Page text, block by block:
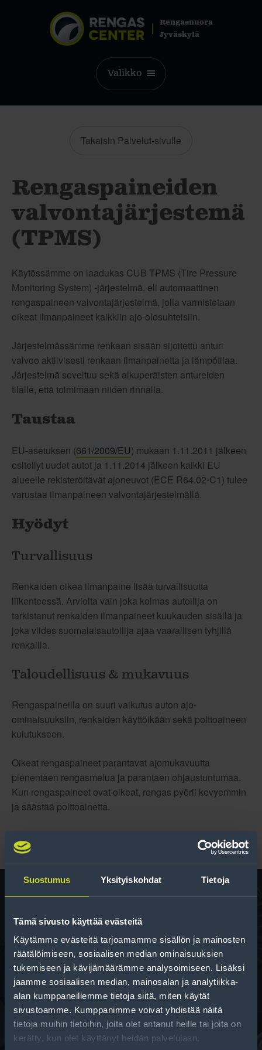
Suostumus Yksityiskohdat Tietoja
Tämä sivusto käyttää evästeitä
Käytämme evästeitä tarjoamamme sisällön ja mainosten
räätälöimiseen, sosiaalisen median ominaisuuksien
tukemiseen ja kävijämäärämme analysoimiseen. Lisäksi
jaamme sosiaalisen median, mainosalan ja analytiikka-
alan kumppaneillemme tietoja siitä, miten käytät
sivustoamme. Kumppanimme voivat yhdistää näitä
tietoja muihin tietoihin, joita olet antanut heille tai joita on
kerätty, kun olet käyttänyt heidän palvelujaan.
Rengasnuora
Jyväskylä
Valikko
Takaisin Palvelut-sivulle
Rengaspaineiden
valvontajärjestemä
(TPMS)
Käytössämme on laadukas CUB TPMS (Tire Pressure
Monitoring System) -järjestelmä, eli automaattinen
rengaspaineen valvontajärjestelmä, jolla varmistetaan
oikeat ilmanpaineet kaikkiin ajo-olosuhteisiin.
Järjestelmässämme renkaan sisään sijoitettu anturi
valvoo aktiivisesti renkaan ilmanpainetta ja lämpötilaa.
Järjestelmä soveltuu sekä alkuperäisten antureiden
tilalle, että toimimaan niiden rinnalla.
Taustaa
EU-asetuksen (661/2009/EU) mukaan 1.11.2011 jälkeen
esitellyt uudet autot ja 1.11.2014 jälkeen kaikki EU
alueelle rekisteröitävät ajoneuvot (ECE R64.02-C1) tulee
varustaa ilmanpaineen valvontajärjestelmällä.
Hyödyt
Turvallisuus
Renkaiden oikea ilmanpaine lisää turvallisuutta
liikenteessä. Arviolta vain joka kolmas autoilija on
tarkistanut renkaiden ilmanpaineet kuukauden sisällä ja
joka viides suomalaisautoilija ajaa vaarallisen tyhjillä
renkailla.
Taloudellisuus & mukavuus
Rengaspaineilla on suuri vaikutus auton ajo-
ominaisuuksiin, renkaiden käyttöikään sekä polttoaineen
kulutukseen.
Oikeat rengaspaineet parantavat ajomukavuutta
pienentäen rengasmelua ja parantaen ohjaustuntumaa.
Kun rengaspaineet ovat oikeat, rengas pyörii kevyemmin
ja säästää polttoainetta.
Rengas­laskuri
Auttaa sinua valitsemaan oikean kokoisen renkaan,
kun vaihdat rengaskokoa.